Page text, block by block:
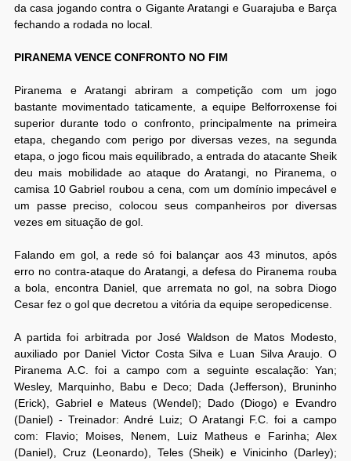
da casa jogando contra o Gigante Aratangi e Guarajuba e Barça
fechando a rodada no local.
PIRANEMA VENCE CONFRONTO NO FIM
Piranema e Aratangi abriram a competição com um jogo
bastante movimentado taticamente, a equipe Belforroxense foi
superior durante todo o confronto, principalmente na primeira
etapa, chegando com perigo por diversas vezes, na segunda
etapa, o jogo ficou mais equilibrado, a entrada do atacante Sheik
deu mais mobilidade ao ataque do Aratangi, no Piranema, o
camisa 10 Gabriel roubou a cena, com um domínio impecável e
um passe preciso, colocou seus companheiros por diversas
vezes em situação de gol.
Falando em gol, a rede só foi balançar aos 43 minutos, após
erro no contra-ataque do Aratangi, a defesa do Piranema rouba
a bola, encontra Daniel, que arremata no gol, na sobra Diogo
Cesar fez o gol que decretou a vitória da equipe seropedicense.
A partida foi arbitrada por José Waldson de Matos Modesto,
auxiliado por Daniel Victor Costa Silva e Luan Silva Araujo. O
Piranema A.C. foi a campo com a seguinte escalação: Yan;
Wesley, Marquinho, Babu e Deco; Dada (Jefferson), Bruninho
(Erick), Gabriel e Mateus (Wendel); Dado (Diogo) e Evandro
(Daniel) - Treinador: André Luiz; O Aratangi F.C. foi a campo
com: Flavio; Moises, Nenem, Luiz Matheus e Farinha; Alex
(Daniel), Cruz (Leonardo), Teles (Sheik) e Vinicinho (Darley);